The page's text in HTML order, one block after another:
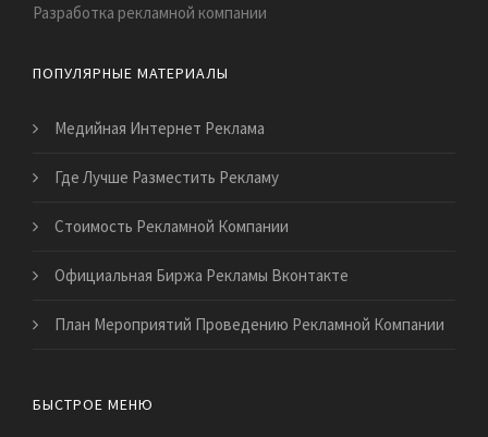
Разработка рекламной компании
ПОПУЛЯРНЫЕ МАТЕРИАЛЫ
Медийная Интернет Реклама
Где Лучше Разместить Рекламу
Стоимость Рекламной Компании
Официальная Биржа Рекламы Вконтакте
План Мероприятий Проведению Рекламной Компании
БЫСТРОЕ МЕНЮ